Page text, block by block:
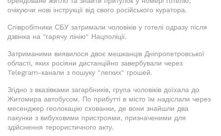
очікуючи нові інструкції від свого російського куратора.
Співробітники СБУ затримали чоловіків у готелі одразу після
дзвінка на "гарячу лінію" Нацполіції.
Затриманими виявилося двоє мешканців Дніпропетровської
області, яких росіяни дистанційно завербували через
Telegram-канали з пошуку "легких" грошей.
Згідно з вказівками загарбників, група чоловіків доїхала до
Житомира автобусом. По прибутті в місто їм надіслали через
месенджер геолокацію схованки, де вони знайшли два
пакунки з вибуховими пристроями, призначеними для
здійснення терористичного акту.